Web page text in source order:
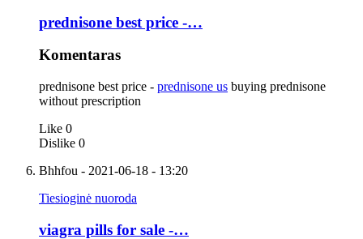
prednisone best price -…
Komentaras
prednisone best price - prednisone us buying prednisone
without prescription
Like 0
Dislike 0
Bhhfou - 2021-06-18 - 13:20
Tiesioginė nuoroda
viagra pills for sale -…